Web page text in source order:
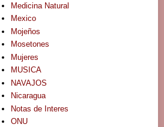
Medicina Natural
Mexico
Mojeños
Mosetones
Mujeres
MUSICA
NAVAJOS
Nicaragua
Notas de Interes
ONU